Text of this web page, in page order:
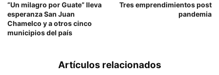
“Un milagro por Guate” lleva
esperanza San Juan
Chamelco y a otros cinco
municipios del país
Tres emprendimientos post
pandemia
Artículos relacionados